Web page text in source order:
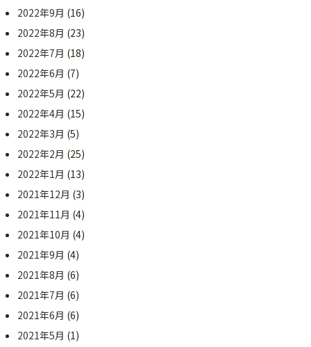
2022年9月 (16)
2022年8月 (23)
2022年7月 (18)
2022年6月 (7)
2022年5月 (22)
2022年4月 (15)
2022年3月 (5)
2022年2月 (25)
2022年1月 (13)
2021年12月 (3)
2021年11月 (4)
2021年10月 (4)
2021年9月 (4)
2021年8月 (6)
2021年7月 (6)
2021年6月 (6)
2021年5月 (1)